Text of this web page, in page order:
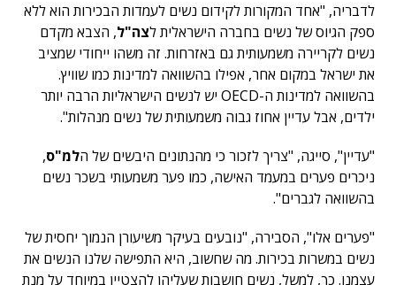
לדבריה, "אחד המקורות לקידום נשים לעמדות הבכירות הוא ללא
ספק הגיוס של נשים בחברה הישראלית לצה"ל, הצבא מקדם
נשים לקריירה משמעותית גם באזרחות. זה משהו ייחודי שמציב
את ישראל במקום אחר, אפילו בהשוואה למדינות כמו שוויץ.
בהשוואה למדינות ה-OECD יש לנשים הישראליות הרבה יותר
ילדים, אבל עדיין אחוז גבוה משמעותית של נשים מנהלות".
"עדיין", סייגה, "צריך לזכור כי מהנתונים היבשים של הלמ"ס,
ניכרים פערים במעמד האישה, כמו פער משמעותי בשכר נשים
בהשוואה לגברים".
"פערים אלו", הסבירה, "נובעים בעיקר משיעורן הנמוך יחסית של
נשים במשרות בכירות. מה שחשוב, היא התפישה שלנו הנשים את
עצמנו. כך, למשל, נשים חושבות שעליהן להצטיין במיוחד על מנת